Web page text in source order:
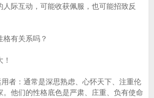
人际互动，可能收获佩服，也可能招致反
格有关系吗？
用者：通常是深思熟虑、心怀天下、注重伦
。他们的性格底色是严肃、庄重、负有使命